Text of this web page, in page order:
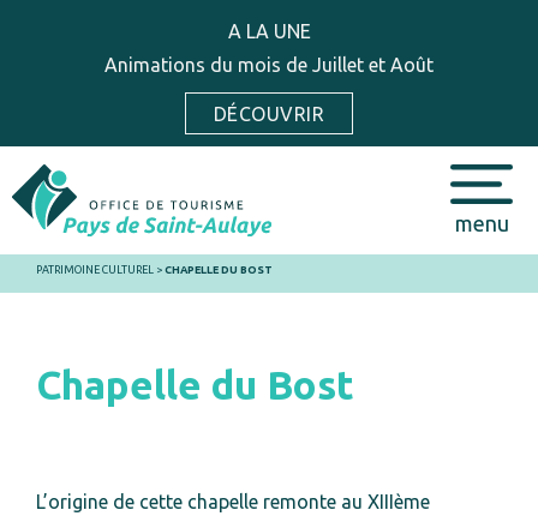
A LA UNE
Animations du mois de Juillet et Août
DÉCOUVRIR
menu
PATRIMOINE CULTUREL > CHAPELLE DU BOST
Chapelle du Bost
L’origine de cette chapelle remonte au XIIIème